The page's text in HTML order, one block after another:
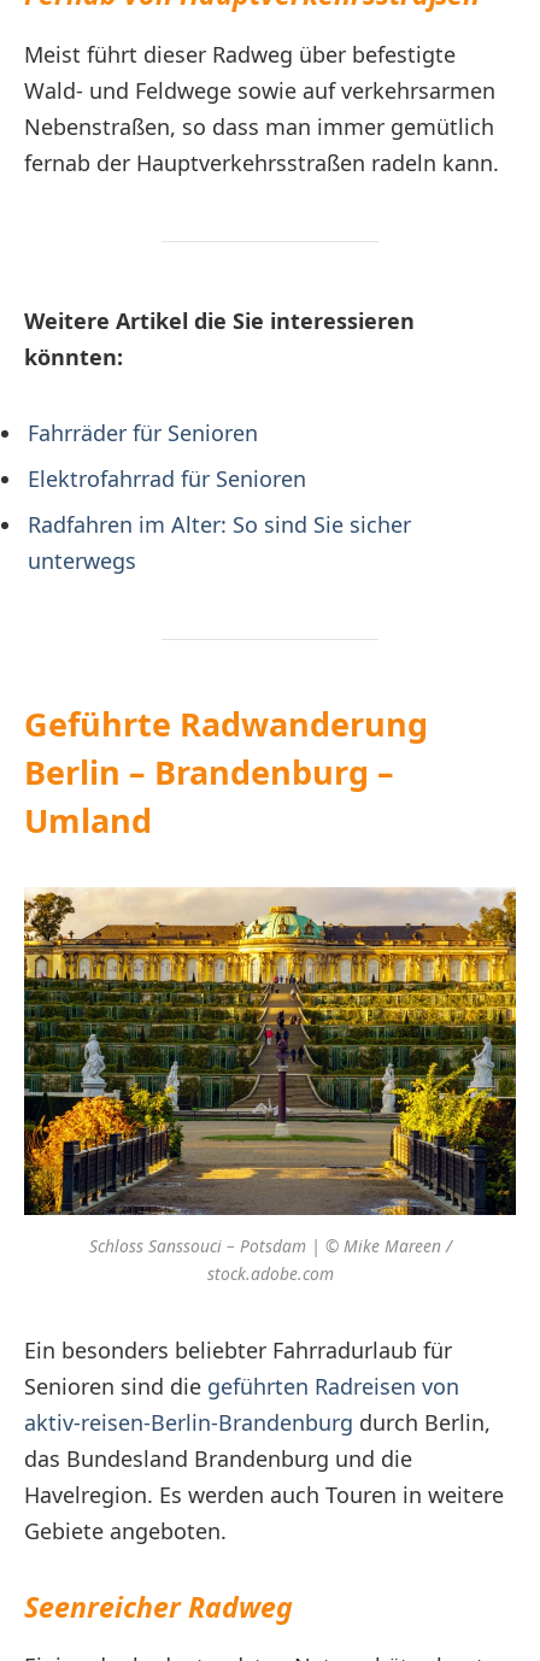
Meist führt dieser Radweg über befestigte
Wald- und Feldwege sowie auf verkehrsarmen
Nebenstraßen, so dass man immer gemütlich
fernab der Hauptverkehrsstraßen radeln kann.
Weitere Artikel die Sie interessieren
könnten:
Fahrräder für Senioren
Elektrofahrrad für Senioren
Radfahren im Alter: So sind Sie sicher
unterwegs
Geführte Radwanderung
Berlin – Brandenburg –
Umland
Schloss Sanssouci – Potsdam | © Mike Mareen /
stock.adobe.com
Ein besonders beliebter Fahrradurlaub für
Senioren sind die geführten Radreisen von
aktiv-reisen-Berlin-Brandenburg durch Berlin,
das Bundesland Brandenburg und die
Havelregion. Es werden auch Touren in weitere
Gebiete angeboten.
Seenreicher Radweg